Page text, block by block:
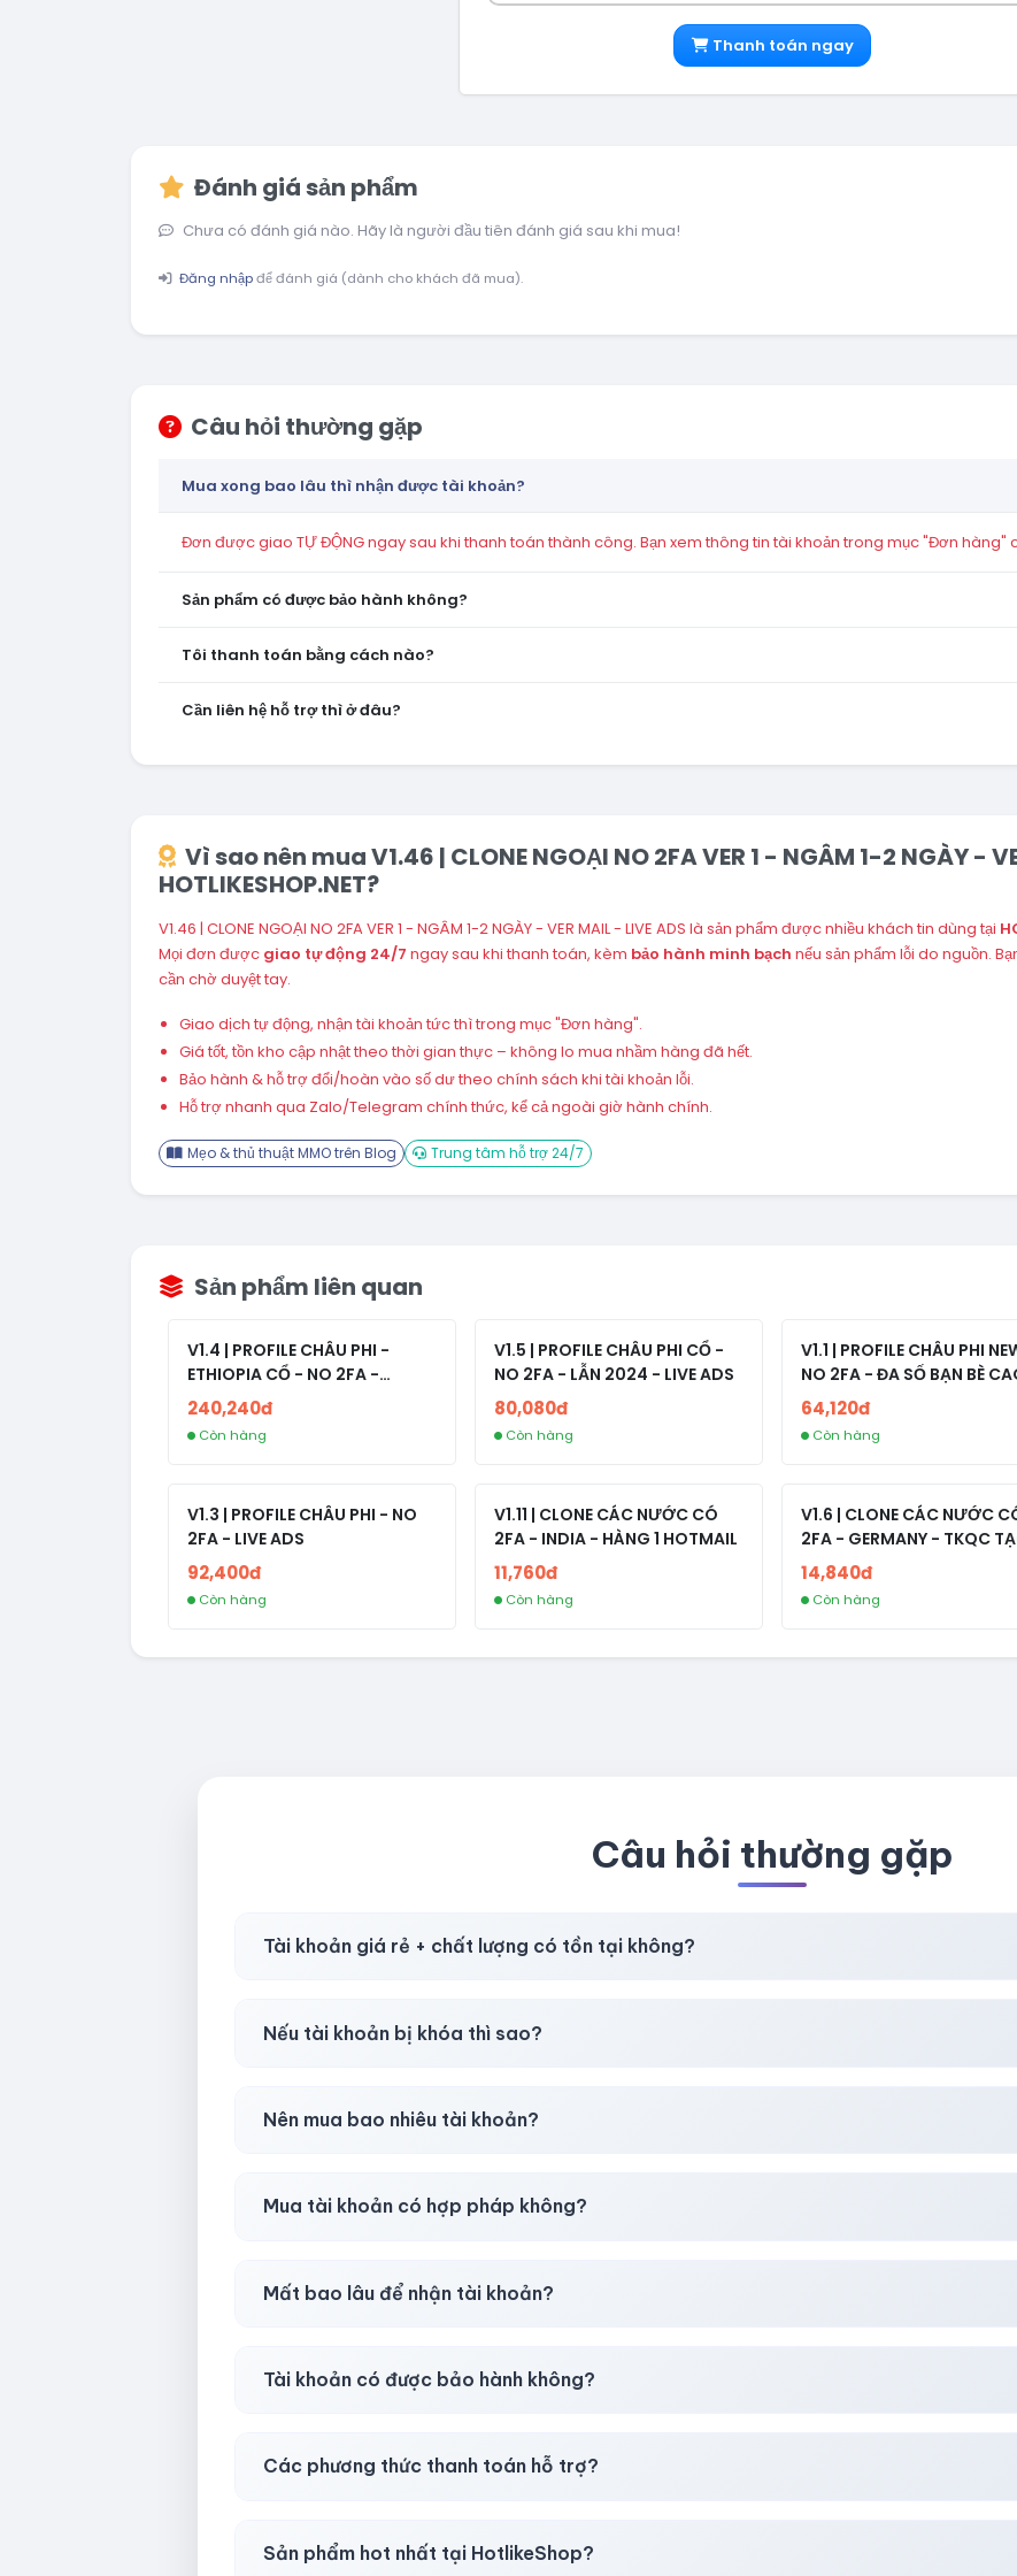
Thanh toán ngay
Đánh giá sản phẩm
Chưa có đánh giá nào. Hãy là người đầu tiên đánh giá sau khi mua!
Đăng nhậpđể đánh giá (dành cho khách đã mua).
Câu hỏi thường gặp
Mua xong bao lâu thì nhận được tài khoản?
Đơn được giao TỰ ĐỘNG ngay sau khi thanh toán thành công. Bạn xem thông tin tài khoản trong mục "Đơn hàng"
Sản phẩm có được bảo hành không?
Tôi thanh toán bằng cách nào?
Cần liên hệ hỗ trợ thì ở đâu?
Vì sao nên mua V1.46 | CLONE NGOẠI NO 2FA VER 1 - NGÂM 1-2 NGÀY -
HOTLIKESHOP.NET?
V1.46 | CLONE NGOẠI NO 2FA VER 1 - NGÂM 1-2 NGÀY - VER MAIL - LIVE ADS là sản phẩm được nhiều khách tin dùng tại
Mọi đơn được giao tự động 24/7 ngay sau khi thanh toán, kèm bảo hành minh bạch nếu sản phẩm lỗi do nguồn.
cần chờ duyệt tay.
Giao dịch tự động, nhận tài khoản tức thì trong mục "Đơn hàng".
Giá tốt, tồn kho cập nhật theo thời gian thực – không lo mua nhầm hàng đã hết.
Bảo hành & hỗ trợ đổi/hoàn vào số dư theo chính sách khi tài khoản lỗi.
Hỗ trợ nhanh qua Zalo/Telegram chính thức, kể cả ngoài giờ hành chính.
Mẹo & thủ thuật MMO trên Blog Trung tâm hỗ trợ 24/7
Sản phẩm liên quan
V1.4 | PROFILE CHÂU PHI -
ETHIOPIA CỔ - NO 2FA -
RANDOM BẠN BÈ
240,240đ
Còn hàng
V1.5 | PROFILE CHÂU PHI CỔ -
NO 2FA - LẪN 2024 - LIVE ADS
80,080đ
Còn hàng
V1.1 | PROFILE CHÂU PHI
NO 2FA - ĐA SỐ BẠN BÈ
64,120đ
Còn hàng
V1.3 | PROFILE CHÂU PHI - NO
2FA - LIVE ADS
92,400đ
Còn hàng
V1.11 | CLONE CÁC NƯỚC CÓ
2FA - INDIA - HÀNG 1 HOTMAIL
11,760đ
Còn hàng
V1.6 | CLONE CÁC NƯỚC
2FA - GERMANY - TKQC
TRÊN 3 NGÀY - LIVE ADS -
fviainboxes.com - CLONE
NEW KHÔNG BẢO HÀNH
14,840đ
Còn hàng
Câu hỏi thường gặp
Tài khoản giá rẻ + chất lượng có tồn tại không?
Nếu tài khoản bị khóa thì sao?
Nên mua bao nhiêu tài khoản?
Mua tài khoản có hợp pháp không?
Mất bao lâu để nhận tài khoản?
Tài khoản có được bảo hành không?
Các phương thức thanh toán hỗ trợ?
Sản phẩm hot nhất tại HotlikeShop?